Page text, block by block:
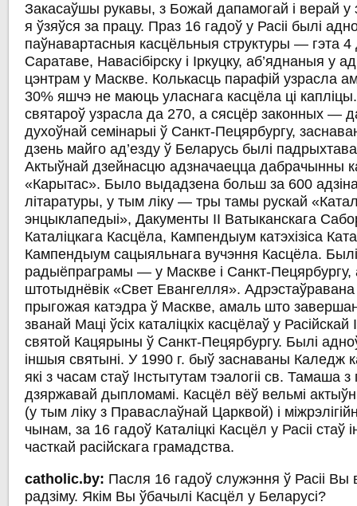
Закасаўшы рукавы, з Божай дапамогай і верай у
я ўзяўся за працу. Праз 16 гадоў у Расіі былі
паўнавартасныя касцёльныя структуры — гэта 4
Саратаве, Навасібірску і Іркуцку, аб’яднаныя у
цэнтрам у Маскве. Колькасць парафій узрасла
30% яшчэ не маюць уласнага касцёла ці
святароў узрасла да 270, а сясцёр законных —
духоўнай семінарыі ў Санкт-Пецярбургу,
дзень майго ад’езду ў Беларусь былі
Актыўнай дзейнасцю адзначаецца дабрачынны
«Карытас». Было выдадзена больш за 600
літаратуры, у тым ліку — тры тамы рускай
энцыклапедыі», Дакументы ІІ Ватыканскага
Каталіцкага Касцёла, Кампендыум катэхізіса
Кампендыум сацыяльнага вучэння Касцёла.
радыёпраграмы — у Маскве і Санкт-Пецярбургу,
штотыднёвік «Свет Евангелля». Адрэстаўравана
прыгожая катэдра ў Маскве, амаль што
званай Маці ўсіх каталіцкіх касцёлаў у
святой Кацярыны ў Санкт-Пецярбургу. Былі
іншыя святыні. У 1990 г. быў заснаваны Каледж
які з часам стаў Інстытутам тэалогіі св. Тамаша
дзяржавай дыпломамі. Касцёл вёў вельмі
(у тым ліку з Праваслаўнай Царквой) і
чынам, за 16 гадоў Каталіцкі Касцёл у Расіі стаў
часткай расійскага грамадства.
catholic.by: Пасля 16 гадоў служэння ў Расіі Вы
радзіму. Якім Вы ўбачылі Касцёл у Беларусі?